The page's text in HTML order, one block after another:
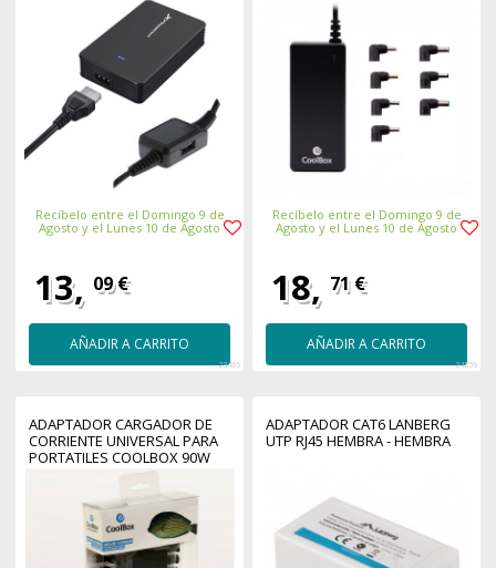
5 CONECTORES) PARA
PORTATILES Y NETBOOKS CON
PUERTO USB
Recíbelo entre el Domingo 9 de
Agosto y el Lunes 10 de Agosto
13, 09 €
AÑADIR A CARRITO
23486
Recíbelo entre el Domingo 9 de
Agosto y el Lunes 10 de Agosto
18, 71 €
AÑADIR A CARRITO
24259
ADAPTADOR CARGADOR DE
CORRIENTE UNIVERSAL PARA
PORTATILES COOLBOX 90W
ADAPTADOR CAT6 LANBERG
UTP RJ45 HEMBRA - HEMBRA